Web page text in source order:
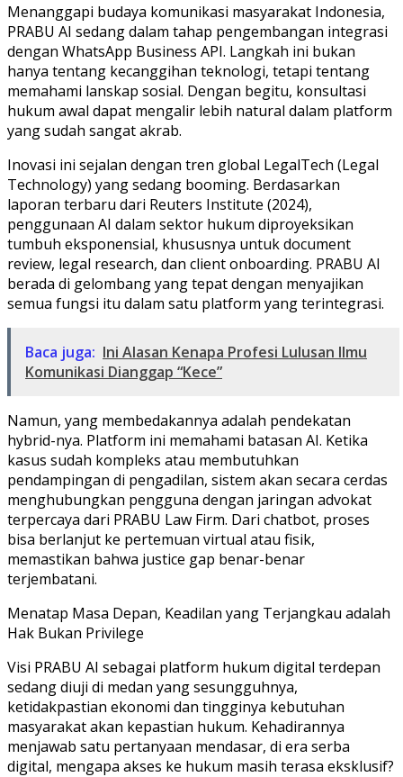
Menanggapi budaya komunikasi masyarakat Indonesia,
PRABU AI sedang dalam tahap pengembangan integrasi
dengan WhatsApp Business API. Langkah ini bukan
hanya tentang kecanggihan teknologi, tetapi tentang
memahami lanskap sosial. Dengan begitu, konsultasi
hukum awal dapat mengalir lebih natural dalam platform
yang sudah sangat akrab.
Inovasi ini sejalan dengan tren global LegalTech (Legal
Technology) yang sedang booming. Berdasarkan
laporan terbaru dari Reuters Institute (2024),
penggunaan AI dalam sektor hukum diproyeksikan
tumbuh eksponensial, khususnya untuk document
review, legal research, dan client onboarding. PRABU AI
berada di gelombang yang tepat dengan menyajikan
semua fungsi itu dalam satu platform yang terintegrasi.
Baca juga: Ini Alasan Kenapa Profesi Lulusan Ilmu
Komunikasi Dianggap “Kece”
Namun, yang membedakannya adalah pendekatan
hybrid-nya. Platform ini memahami batasan AI. Ketika
kasus sudah kompleks atau membutuhkan
pendampingan di pengadilan, sistem akan secara cerdas
menghubungkan pengguna dengan jaringan advokat
terpercaya dari PRABU Law Firm. Dari chatbot, proses
bisa berlanjut ke pertemuan virtual atau fisik,
memastikan bahwa justice gap benar-benar
terjembatani.
Menatap Masa Depan, Keadilan yang Terjangkau adalah
Hak Bukan Privilege
Visi PRABU AI sebagai platform hukum digital terdepan
sedang diuji di medan yang sesungguhnya,
ketidakpastian ekonomi dan tingginya kebutuhan
masyarakat akan kepastian hukum. Kehadirannya
menjawab satu pertanyaan mendasar, di era serba
digital, mengapa akses ke hukum masih terasa eksklusif?